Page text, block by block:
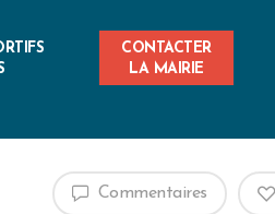
CONTACTER
LA MAIRIE
Commentaires